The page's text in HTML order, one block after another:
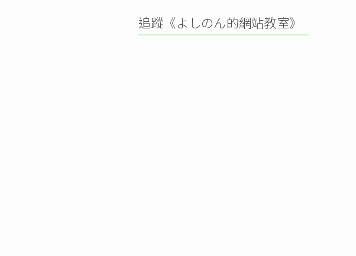
追蹤《よしのん的網站教室》